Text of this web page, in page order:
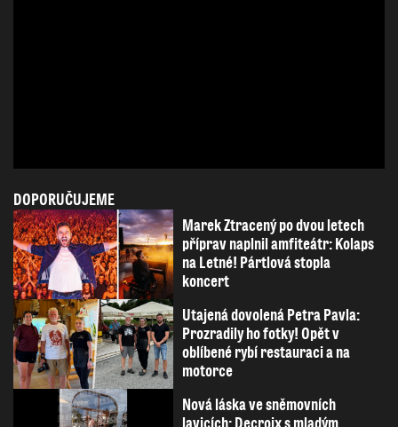
DOPORUČUJEME
Marek Ztracený po dvou letech
příprav naplnil amfiteátr: Kolaps
na Letné! Pártlová stopla
koncert
Utajená dovolená Petra Pavla:
Prozradily ho fotky! Opět v
oblíbené rybí restauraci a na
motorce
Nová láska ve sněmovních